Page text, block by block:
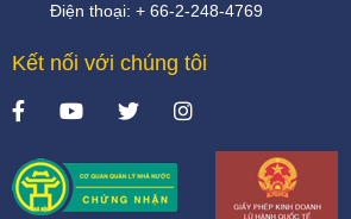
Điện thoại: + 66-2-248-4769
Kết nối với chúng tôi